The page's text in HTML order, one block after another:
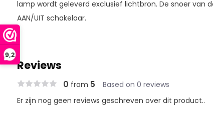
9,2
lamp wordt geleverd exclusief lichtbron. De snoer van
AAN/UIT schakelaar.
Reviews
0 from 5 Based on 0 reviews
Er zijn nog geen reviews geschreven over dit product..